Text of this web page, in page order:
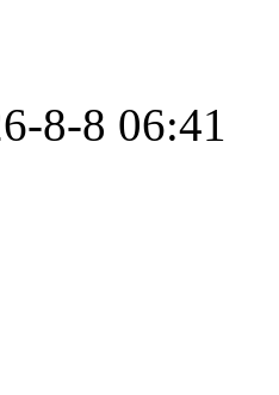
8-8 06:41